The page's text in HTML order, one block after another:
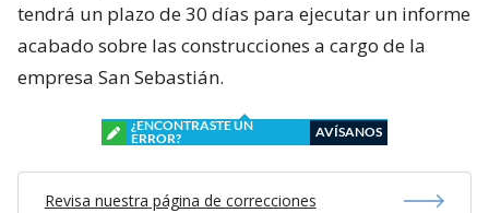
tendrá un plazo de 30 días para ejecutar un informe
acabado sobre las construcciones a cargo de la
empresa San Sebastián.
¿ENCONTRASTE UN
ERROR?
AVÍSANOS
Revisa nuestra página de correcciones